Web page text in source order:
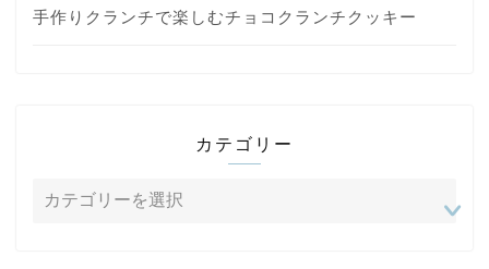
手作りクランチで楽しむチョコクランチクッキー
カテゴリー